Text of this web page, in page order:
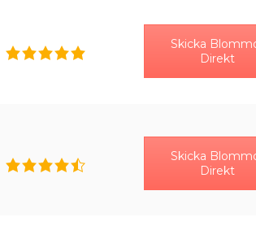
Skicka
Direkt
Skicka
Direkt